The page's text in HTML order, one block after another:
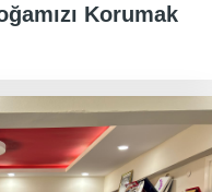
Korumak